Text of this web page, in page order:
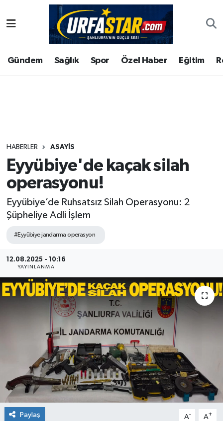
Gündem Sağlık Spor Özel Haber Eğitim
HABERLER ASAYİS
Eyyübiye'de kaçak silah
operasyonu!
Eyyübiye’de Ruhsatsız Silah Operasyonu: 2
Şüpheliye Adli İşlem
#Eyyübiye jandarma operasyon
12.08.2025 - 10:16
YAYINLANMA
Paylaş A- A+
ASAYİS
ÇEVRE
Gündem
Kültür
Magazin
Şanlıurfa Nöbetçi Eczaneler
Şanlıurfa Hava Durumu
Tüm Manşetler
Son Dakika Haberleri
Haber Arşivi